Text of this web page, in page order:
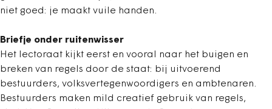
niet goed: je maakt vuile handen.
Briefje onder ruitenwisser
Het lectoraat kijkt eerst en vooral naar het buigen en
breken van regels door de staat: bij uitvoerend
bestuurders, volksvertegenwoordigers en ambtenaren.
Bestuurders maken mild creatief gebruik van regels,